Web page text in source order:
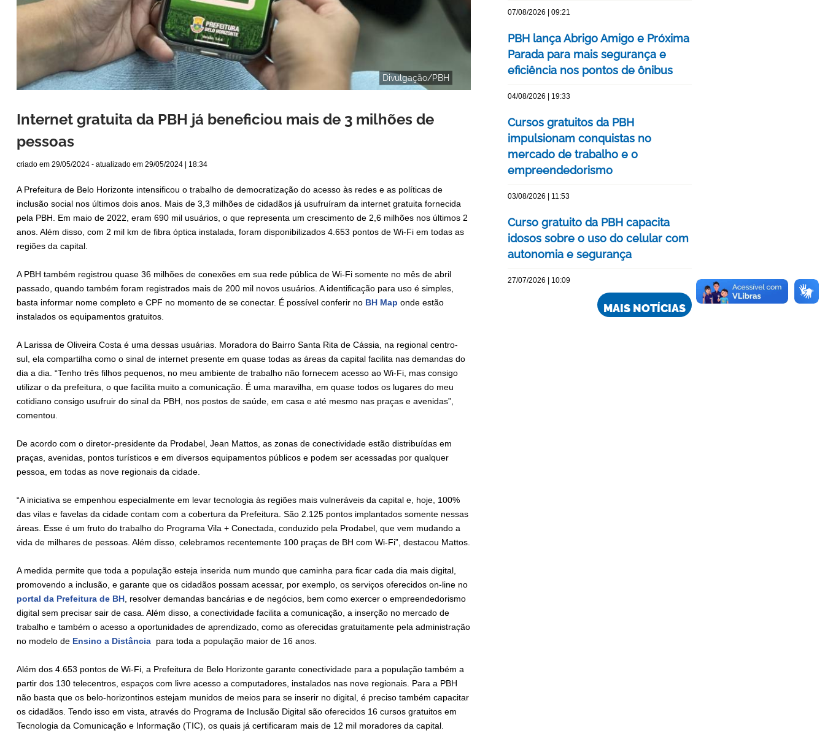
Divulgação/PBH
Internet gratuita da PBH já beneficiou mais de 3 milhões de
pessoas
criado em 29/05/2024 - atualizado em 29/05/2024 | 18:34
A Prefeitura de Belo Horizonte intensificou o trabalho de democratização do acesso às redes e as políticas de
inclusão social nos últimos dois anos. Mais de 3,3 milhões de cidadãos já usufruíram da internet gratuita fornecida
pela PBH. Em maio de 2022, eram 690 mil usuários, o que representa um crescimento de 2,6 milhões nos últimos 2
anos. Além disso, com 2 mil km de fibra óptica instalada, foram disponibilizados 4.653 pontos de Wi-Fi em todas as
regiões da capital.
A PBH também registrou quase 36 milhões de conexões em sua rede pública de Wi-Fi somente no mês de abril
passado, quando também foram registrados mais de 200 mil novos usuários. A identificação para uso é simples,
basta informar nome completo e CPF no momento de se conectar. É possível conferir no BH Map onde estão
instalados os equipamentos gratuitos.
A Larissa de Oliveira Costa é uma dessas usuárias. Moradora do Bairro Santa Rita de Cássia, na regional centro-
sul, ela compartilha como o sinal de internet presente em quase todas as áreas da capital facilita nas demandas do
dia a dia. “Tenho três filhos pequenos, no meu ambiente de trabalho não fornecem acesso ao Wi-Fi, mas consigo
utilizar o da prefeitura, o que facilita muito a comunicação. É uma maravilha, em quase todos os lugares do meu
cotidiano consigo usufruir do sinal da PBH, nos postos de saúde, em casa e até mesmo nas praças e avenidas”,
comentou.
De acordo com o diretor-presidente da Prodabel, Jean Mattos, as zonas de conectividade estão distribuídas em
praças, avenidas, pontos turísticos e em diversos equipamentos públicos e podem ser acessadas por qualquer
pessoa, em todas as nove regionais da cidade.
“A iniciativa se empenhou especialmente em levar tecnologia às regiões mais vulneráveis da capital e, hoje, 100%
das vilas e favelas da cidade contam com a cobertura da Prefeitura. São 2.125 pontos implantados somente nessas
áreas. Esse é um fruto do trabalho do Programa Vila + Conectada, conduzido pela Prodabel, que vem mudando a
vida de milhares de pessoas. Além disso, celebramos recentemente 100 praças de BH com Wi-Fi”, destacou Mattos.
A medida permite que toda a população esteja inserida num mundo que caminha para ficar cada dia mais digital,
promovendo a inclusão, e garante que os cidadãos possam acessar, por exemplo, os serviços oferecidos on-line no
portal da Prefeitura de BH, resolver demandas bancárias e de negócios, bem como exercer o empreendedorismo
digital sem precisar sair de casa. Além disso, a conectividade facilita a comunicação, a inserção no mercado de
trabalho e também o acesso a oportunidades de aprendizado, como as oferecidas gratuitamente pela administração
no modelo de Ensino a Distância para toda a população maior de 16 anos.
Além dos 4.653 pontos de Wi-Fi, a Prefeitura de Belo Horizonte garante conectividade para a população também a
partir dos 130 telecentros, espaços com livre acesso a computadores, instalados nas nove regionais. Para a PBH
não basta que os belo-horizontinos estejam munidos de meios para se inserir no digital, é preciso também capacitar
os cidadãos. Tendo isso em vista, através do Programa de Inclusão Digital são oferecidos 16 cursos gratuitos em
Tecnologia da Comunicação e Informação (TIC), os quais já certificaram mais de 12 mil moradores da capital.
07/08/2026 | 09:21
PBH lança Abrigo Amigo e Próxima
Parada para mais segurança e
eficiência nos pontos de ônibus
04/08/2026 | 19:33
Cursos gratuitos da PBH
impulsionam conquistas no
mercado de trabalho e o
empreendedorismo
03/08/2026 | 11:53
Curso gratuito da PBH capacita
idosos sobre o uso do celular com
autonomia e segurança
27/07/2026 | 10:09
MAIS NOTÍCIAS